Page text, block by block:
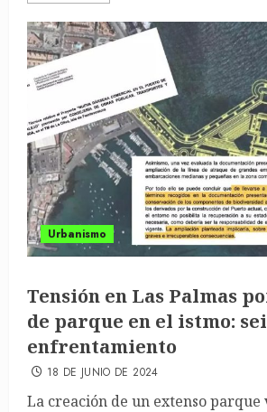
Urbanismo
Tensión en Las Palmas
de parque en el istmo:
enfrentamiento
18 DE JUNIO DE 2024
La creación de un extenso parque